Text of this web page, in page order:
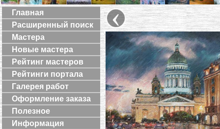
Главная
Расширенный поиск
Мастера
Новые мастера
Рейтинг мастеров
Рейтинги портала
Галерея работ
Оформление заказа
Полезное
Информация
‹